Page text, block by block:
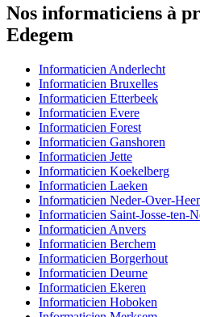
Nos informaticiens à
Edegem
Informaticien Anderlecht
Informaticien Bruxelles
Informaticien Etterbeek
Informaticien Evere
Informaticien Forest
Informaticien Ganshoren
Informaticien Jette
Informaticien Koekelberg
Informaticien Laeken
Informaticien Neder-Over-
Informaticien Saint-Josse-ten-
Informaticien Anvers
Informaticien Berchem
Informaticien Borgerhout
Informaticien Deurne
Informaticien Ekeren
Informaticien Hoboken